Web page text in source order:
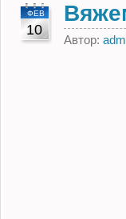
ФЕВ
10
Автор: